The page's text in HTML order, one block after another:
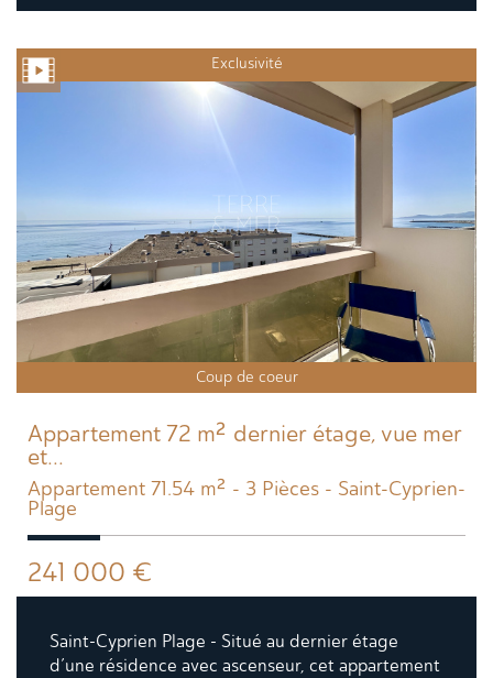
Exclusivité
Coup de coeur
Appartement 72 m² dernier étage, vue mer
et...
Appartement 71.54 m² - 3 Pièces - Saint-Cyprien-
Plage
241 000 €
Saint-Cyprien Plage - Situé au dernier étage
d’une résidence avec ascenseur, cet appartement